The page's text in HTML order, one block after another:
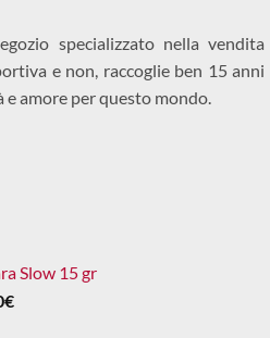
specializzato nella vendita
e non, raccoglie ben 15 anni
amore per questo mondo.
Slow 15 gr
€